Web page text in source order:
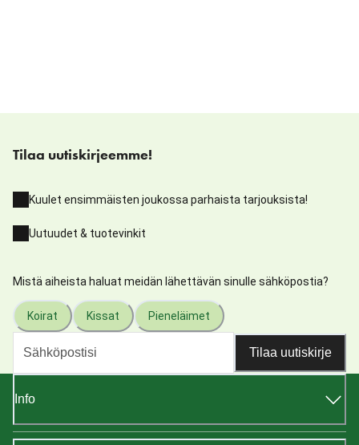
Tilaa uutiskirjeemme!
Kuulet ensimmäisten joukossa parhaista tarjouksista!
Uutuudet & tuotevinkit
Mistä aiheista haluat meidän lähettävän sinulle sähköpostia?
Koirat Kissat Pieneläimet
Tilaa uutiskirje
Info